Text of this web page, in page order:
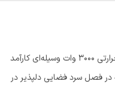
بخاری برقی برفاب مدل QH-3000 با توان حرارتی 3000 وات وسیله‌ای کارآمد
در فصل سرد فضایی دلپذیر در